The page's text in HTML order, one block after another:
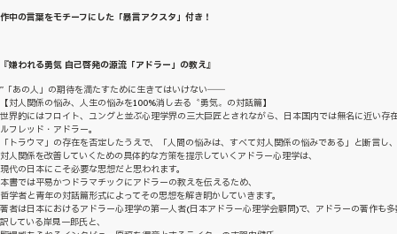
作中の言葉をモチーフにした「暴言アクスタ」付き！
『嫌われる勇気 自己啓発の源流「アドラー」の教え』
"「あの人」の期待を満たすために生きてはいけない――
【対人関係の悩み、人生の悩みを100%消し去る〝勇気〟の対話篇】
世界的にはフロイト、ユングと並ぶ心理学界の三大巨匠とされながら、日本国内では無名に近い存
ルフレッド・アドラー。
「トラウマ」の存在を否定したうえで、「人間の悩みは、すべて対人関係の悩みである」と断言し、
対人関係を改善していくための具体的な方策を提示していくアドラー心理学は、
現代の日本にこそ必要な思想だと思われます。
本書では平易かつドラマチックにアドラーの教えを伝えるため、
哲学者と青年の対話篇形式によってその思想を解き明かしていきます。
著者は日本におけるアドラー心理学の第一人者(日本アドラー心理学会顧問)で、アドラーの著作も
訳している岸見一郎氏と、